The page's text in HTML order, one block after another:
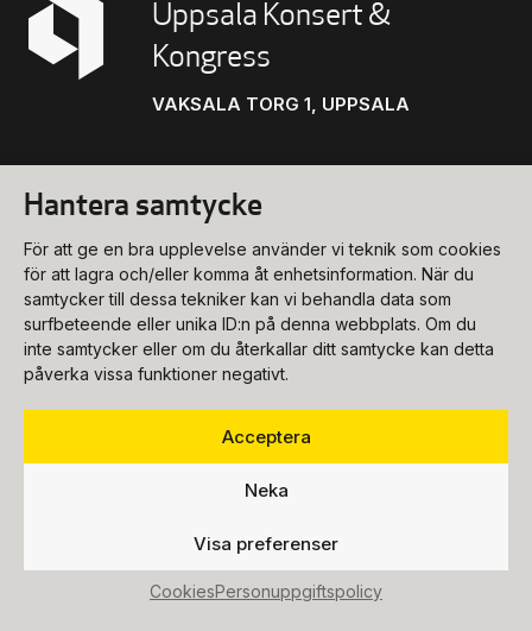
Hantera samtycke
För att ge en bra upplevelse använder vi teknik som cookies
för att lagra och/eller komma åt enhetsinformation. När du
samtycker till dessa tekniker kan vi behandla data som
surfbeteende eller unika ID:n på denna webbplats. Om du
inte samtycker eller om du återkallar ditt samtycke kan detta
påverka vissa funktioner negativt.
Acceptera
Neka
Visa preferenser
CookiesPersonuppgiftspolicy
Uppsala Konsert &
Kongress
VAKSALA TORG 1, UPPSALA
Konsert
biljettkassa@ukk.se
018-727 90 00
Program & biljetter
Konferens
konferens@ukk.se
Bokningsförfrågan
Fest
Om oss
Press